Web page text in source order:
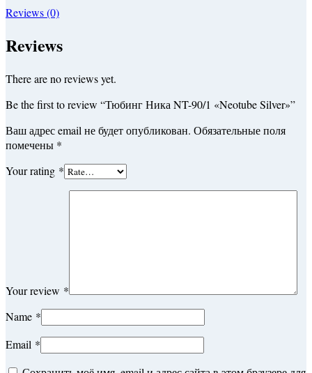
Reviews (0)
Reviews
There are no reviews yet.
Be the first to review “Тюбинг Ника NT-90/1 «Neotube Silver»”
Ваш адрес email не будет опубликован. Обязательные поля
помечены *
Your rating *
Your review *
Name *
Email *